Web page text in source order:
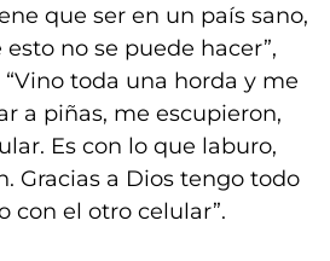
que ser en un país sano,
no se puede hacer”,
“Vino toda una horda y me
a piñas, me escupieron,
Es con lo que laburo,
Gracias a Dios tengo todo
con el otro celular”.